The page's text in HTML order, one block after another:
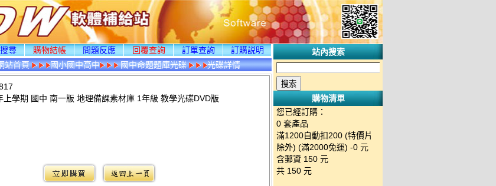
尋 購物結帳 問題反應 回覆查詢 訂單查詢
訂購説明
站首頁 國小國中高中 國中命題題庫光碟 光碟詳情
上學期 國中 南一版 地理備課素材庫 1年級 教學光碟DVD版
站內搜索
購物清單
您已經訂購：
0 套產品
滿1200自動扣200 (特價片
除外) (滿2000免運) -0 元
含郵資 150 元
共 150 元